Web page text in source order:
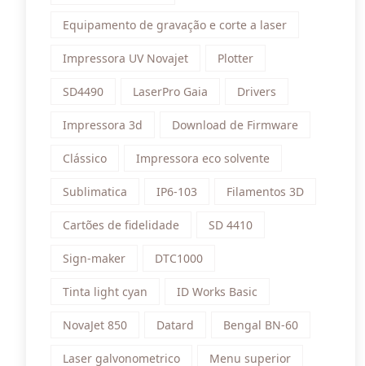
Equipamento de gravação e corte a laser
Impressora UV Novajet Plotter
SD4490 LaserPro Gaia Drivers
Impressora 3d Download de Firmware
Clássico Impressora eco solvente
Sublimatica IP6-103 Filamentos 3D
Cartões de fidelidade SD 4410
Sign-maker DTC1000
Tinta light cyan ID Works Basic
NovaJet 850 Datard Bengal BN-60
Laser galvonometrico Menu superior